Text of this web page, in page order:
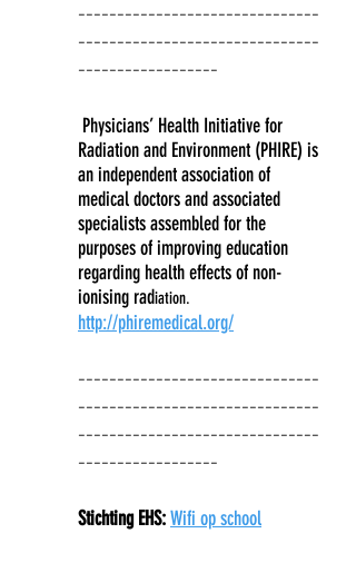
-------------------------------
-------------------------------
------------------
Physicians’ Health Initiative for
Radiation and Environment (PHIRE) is
an independent association of
medical doctors and associated
specialists assembled for the
purposes of improving education
regarding health effects of non-
ionising radiation.
http://phiremedical.org/
-------------------------------
-------------------------------
-------------------------------
------------------
Stichting EHS:Wifi op school